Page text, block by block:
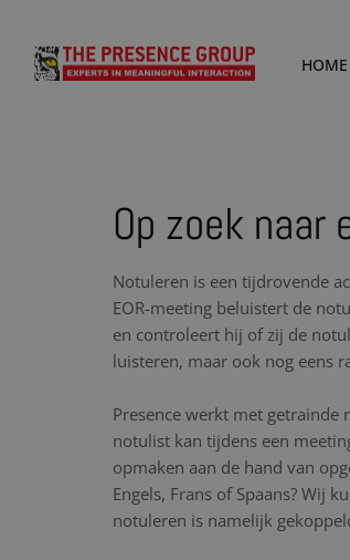
HOME
Op zoek naar
Notuleren is een tijdrovende
EOR-meeting beluistert de
en controleert hij of zij de
luisteren, maar ook nog eens
Presence werkt met getrainde
notulist kan tijdens een
opmaken aan de hand van
Engels, Frans of Spaans? Wij
notuleren is namelijk